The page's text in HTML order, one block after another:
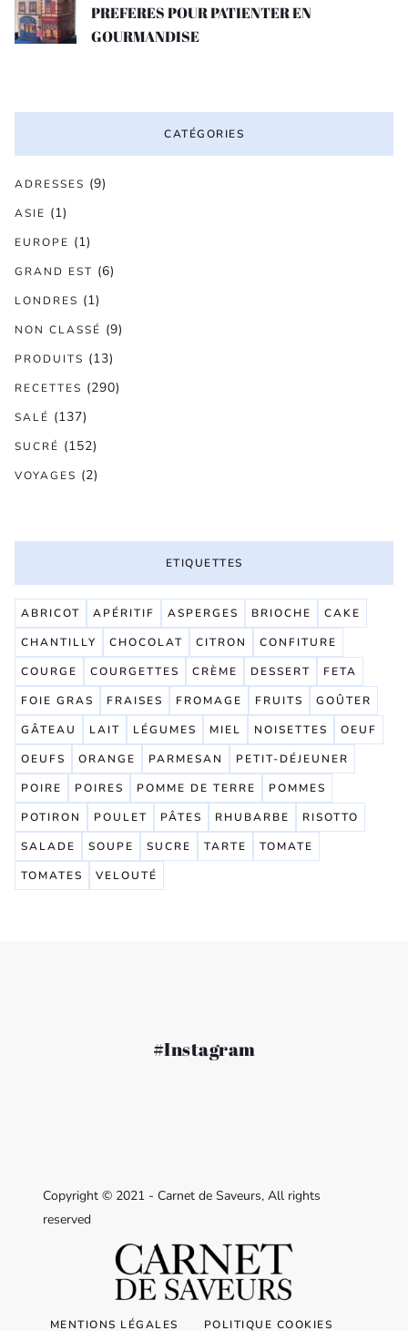
PREFERES POUR PATIENTER EN
GOURMANDISE
CATÉGORIES
ADRESSES (9)
ASIE (1)
EUROPE (1)
GRAND EST (6)
LONDRES (1)
NON CLASSÉ (9)
PRODUITS (13)
RECETTES (290)
SALÉ (137)
SUCRÉ (152)
VOYAGES (2)
ETIQUETTES
ABRICOT APÉRITIF ASPERGES BRIOCHE
CAKE
CHANTILLY
CHOCOLAT CITRON
CONFITURE
COURGE
COURGETTES CRÈME DESSERT
FETA
FOIE GRAS
FRAISES FROMAGE FRUITS
GOÛTER
GÂTEAU
LAIT LÉGUMES MIEL NOISETTES
OEUF
OEUFS
ORANGE PARMESAN
PETIT-DÉJEUNER
POIRE
POIRES POMME DE TERRE
POMMES
POTIRON
POULET PÂTES RHUBARBE
RISOTTO
SALADE
SOUPE SUCRE TARTE
TOMATE
TOMATES
VELOUTÉ
#Instagram
Copyright © 2021 - Carnet de Saveurs, All rights
reserved
MENTIONS LÉGALES POLITIQUE COOKIES